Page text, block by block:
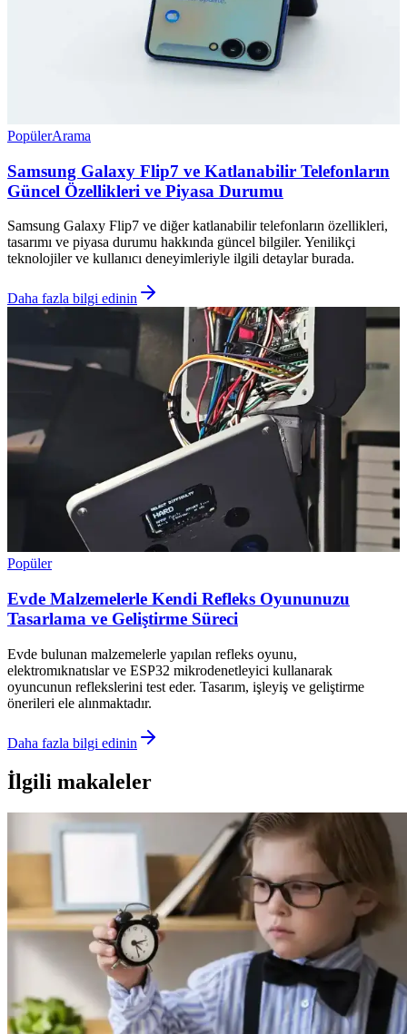
PopülerArama
Samsung Galaxy Flip7 ve Katlanabilir Telefonların
Güncel Özellikleri ve Piyasa Durumu
Samsung Galaxy Flip7 ve diğer katlanabilir telefonların özellikleri,
tasarımı ve piyasa durumu hakkında güncel bilgiler. Yenilikçi
teknolojiler ve kullanıcı deneyimleriyle ilgili detaylar burada.
Daha fazla bilgi edinin
Popüler
Evde Malzemelerle Kendi Refleks Oyununuzu
Tasarlama ve Geliştirme Süreci
Evde bulunan malzemelerle yapılan refleks oyunu,
elektromıknatıslar ve ESP32 mikrodenetleyici kullanarak
oyuncunun reflekslerini test eder. Tasarım, işleyiş ve geliştirme
önerileri ele alınmaktadır.
Daha fazla bilgi edinin
İlgili makaleler